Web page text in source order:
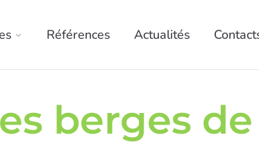
Références Actualités
berges de